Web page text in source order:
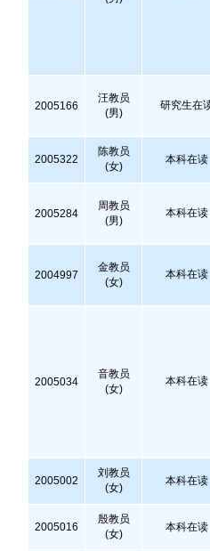
2005166
汪教员
(男)
研究生在
2005322
陈教员
(女)
本科在读
2005284
周教员
(男)
本科在读
2004997
金教员
(女)
本科在读
2005034
音教员
(女)
本科在读
2005002
刘教员
(女)
本科在读
2005016
殷教员
(女)
本科在读